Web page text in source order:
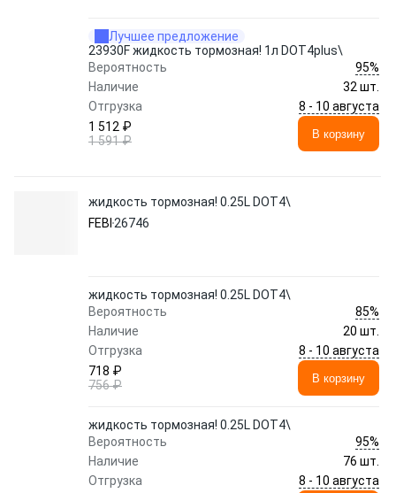
Лучшее предложение
23930F жидкость тормозная! 1л DOT4plus\
Вероятность
95%
Наличие
32 шт.
Отгрузка
8 - 10 августа
1 512 ₽
1 591 ₽
В корзину
жидкость тормозная! 0.25L DOT4\
FEBI 26746
жидкость тормозная! 0.25L DOT4\
Вероятность
85%
Наличие
20 шт.
Отгрузка
8 - 10 августа
718 ₽
756 ₽
В корзину
жидкость тормозная! 0.25L DOT4\
Вероятность
95%
Наличие
76 шт.
Отгрузка
8 - 10 августа